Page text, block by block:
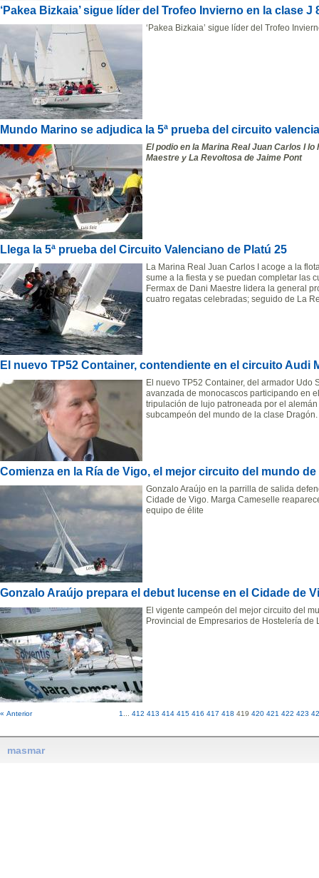
‘Pakea Bizkaia’ sigue líder del Trofeo Invierno en la clase J
‘Pakea Bizkaia’ sigue líder del Trofeo
Mundo Marino se adjudica la 5ª prueba del circuito
El podio en la Marina Real Juan Carlos I
Maestre y La Revoltosa de Jaime Pont
Llega la 5ª prueba del Circuito Valenciano de Platú 25
La Marina Real Juan Carlos I acoge a la
sume a la fiesta y se puedan completar las
Fermax de Dani Maestre lidera la general
cuatro regatas celebradas; seguido de La
El nuevo TP52 Container, contendiente en el circuito Audi
El nuevo TP52 Container, del armador Udo
avanzada de monocascos participando en
tripulación de lujo patroneada por el
subcampeón del mundo de la clase Dragón.
Comienza en la Ría de Vigo, el mejor circuito del mundo de
Gonzalo Araújo en la parrilla de salida
Cidade de Vigo. Marga Cameselle
equipo de élite
Gonzalo Araújo prepara el debut lucense en el Cidade de
El vigente campeón del mejor circuito del
Provincial de Empresarios de Hostelería de
« Anterior 1 412 413 414 415 416 417 418 419 420 421 422 423
masmar